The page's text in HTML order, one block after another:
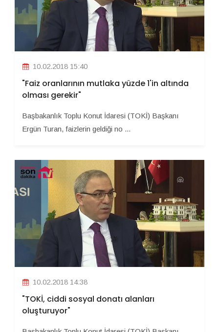
10.02.2018 15:40
"Faiz oranlarının mutlaka yüzde 1'in altında
olması gerekir"
Başbakanlık Toplu Konut İdaresi (TOKİ) Başkanı
Ergün Turan, faizlerin geldiği no ...
10.02.2018 14:38
"TOKİ, ciddi sosyal donatı alanları
oluşturuyor"